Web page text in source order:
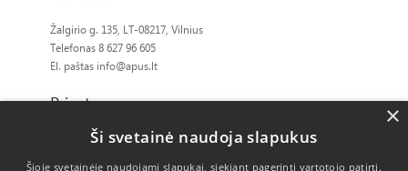
Žalgirio g. 135, LT-08217, Vilnius
Telefonas 8 627 96 605
El. paštas info@apus.lt
Privatumas
Slapukų politikaŠi svetainė naudoja slapukus
Šioje svetainėje naudojami slapukai, siekiant pagerinti vartotojo patirtį.
×